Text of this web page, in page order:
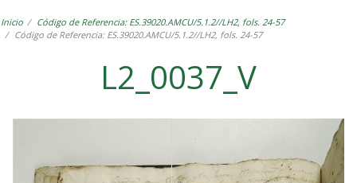
Inicio
Código de Referencia: ES.39020.AMCU/5.1.2//LH2, fols. 24-57
Código de Referencia: ES.39020.AMCU/5.1.2//LH2, fols. 24-57
L2_0037_V